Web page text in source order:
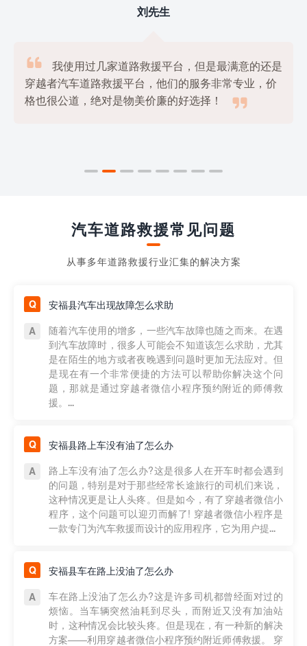
刘先生

我使用过几家道路救援平台，但是最满意的还是
穿越者汽车道路救援平台，他们的服务非常专业，价
格也很公道，绝对是物美价廉的好选择！

汽车道路救援常见问题
从事多年道路救援行业汇集的解决方案
安福县汽车出现故障怎么求助
随着汽车使用的增多，一些汽车故障也随之而来。在遇
到汽车故障时，很多人可能会不知道该怎么求助，尤其
是在陌生的地方或者夜晚遇到问题时更加无法应对。但
是现在有一个非常便捷的方法可以帮助你解决这个问
题，那就是通过穿越者微信小程序预约附近的师傅救
援。...
安福县路上车没有油了怎么办
路上车没有油了怎么办?这是很多人在开车时都会遇到
的问题，特别是对于那些经常长途旅行的司机们来说，
这种情况更是让人头疼。但是如今，有了穿越者微信小
程序，这个问题可以迎刃而解了! 穿越者微信小程序是
一款专门为汽车救援而设计的应用程序，它为用户提...
安福县车在路上没油了怎么办
车在路上没油了怎么办?这是许多司机都曾经面对过的
烦恼。当车辆突然油耗到尽头，而附近又没有加油站
时，这种情况会比较头疼。但是现在，有一种新的解决
方案——利用穿越者微信小程序预约附近师傅救援。 穿